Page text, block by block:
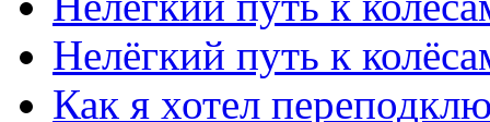
Нелёгкий путь к
Как я хотел